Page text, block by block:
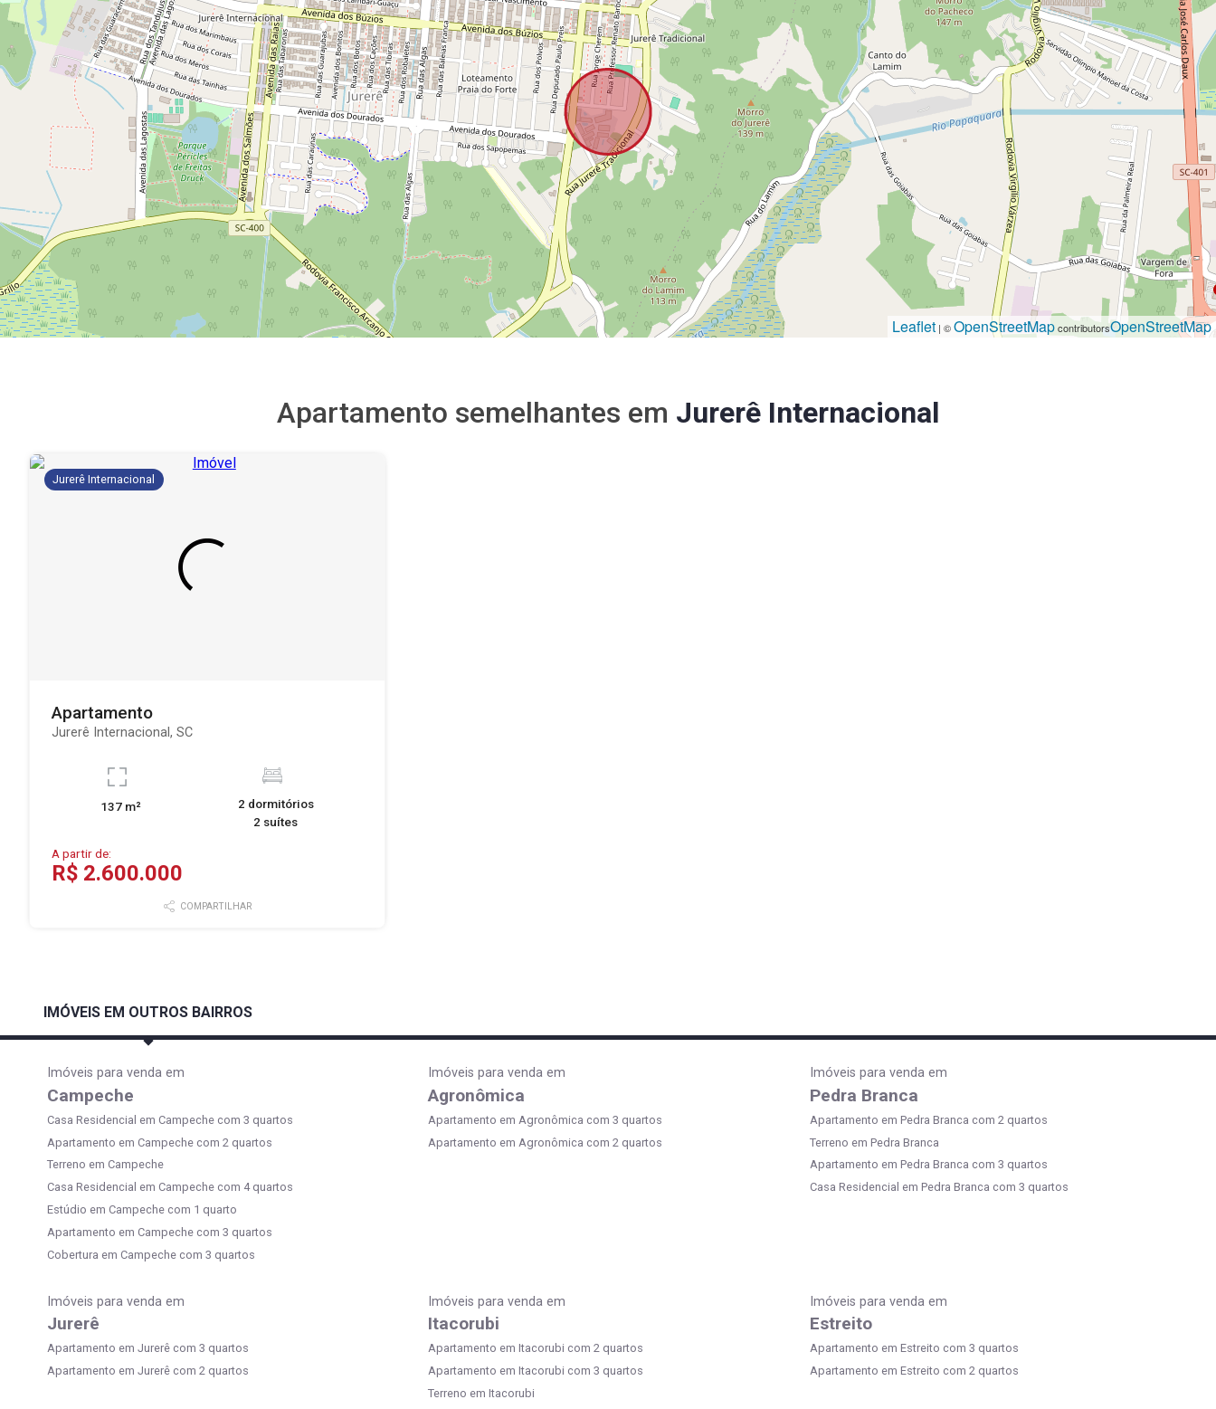
Leaflet | ©OpenStreetMapcontributorsOpenStreetMap
Apartamento semelhantes em Jurerê Internacional
Jurerê Internacional
Apartamento
Jurerê Internacional, SC
137 m²
2 dormitórios
2 suítes
A partir de:
R$ 2.600.000
COMPARTILHAR
IMÓVEIS EM OUTROS BAIRROS
Imóveis para venda em
Campeche
Casa Residencial em Campeche com 3 quartos
Apartamento em Campeche com 2 quartos
Terreno em Campeche
Casa Residencial em Campeche com 4 quartos
Estúdio em Campeche com 1 quarto
Apartamento em Campeche com 3 quartos
Cobertura em Campeche com 3 quartos
Imóveis para venda em
Agronômica
Apartamento em Agronômica com 3 quartos
Apartamento em Agronômica com 2 quartos
Imóveis para venda em
Pedra Branca
Apartamento em Pedra Branca com 2 quartos
Terreno em Pedra Branca
Apartamento em Pedra Branca com 3 quartos
Casa Residencial em Pedra Branca com 3 quartos
Imóveis para venda em
Jurerê
Apartamento em Jurerê com 3 quartos
Apartamento em Jurerê com 2 quartos
Imóveis para venda em
Itacorubi
Apartamento em Itacorubi com 2 quartos
Apartamento em Itacorubi com 3 quartos
Terreno em Itacorubi
Imóveis para venda em
Estreito
Apartamento em Estreito com 3 quartos
Apartamento em Estreito com 2 quartos